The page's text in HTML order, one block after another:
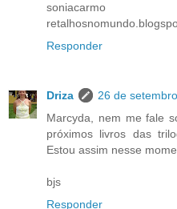
soniacarmo
Responder
Driza
26 de
Marcyda, nem me fale
próximos livros das
Estou assim nesse
bjs
Responder